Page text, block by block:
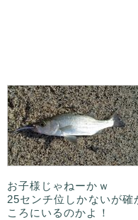
お子様じゃねーかｗ
25センチ位しかないが確
ころにいるのかよ！